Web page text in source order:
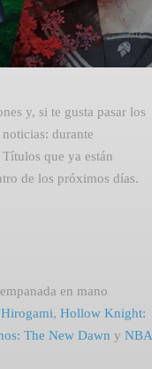
Pinterest
y, si te gusta pasar los
durante
que ya están
de los próximos días.
en mano
Hirogami, Hollow Knight:
The New Dawn y NBA